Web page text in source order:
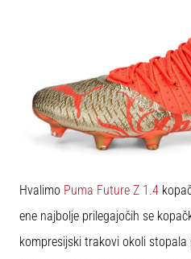
Hvalimo Puma Future Z 1.4
ene najbolje prilegajočih se
kompresijski trakovi okoli